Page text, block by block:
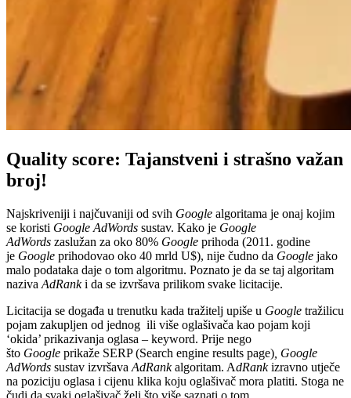
Quality score: Tajanstveni i strašno važan
broj!
Najskriveniji i najčuvaniji od svih Google algoritama je onaj kojim
se koristi Google AdWords sustav. Kako je Google
AdWords zaslužan za oko 80% Google prihoda (2011. godine
je Google prihodovao oko 40 mrld U$), nije čudno da Google jako
malo podataka daje o tom algoritmu. Poznato je da se taj algoritam
naziva AdRanki da se izvršava prilikom svake licitacije.
Licitacija se događa u trenutku kada tražitelj upiše u Google tražilicu
pojam zakupljen od jednog ili više oglašivača kao pojam koji
‘okida’ prikazivanja oglasa – keyword. Prije nego
što Google prikaže SERP (Search engine results page) , Google
AdWords sustav izvršava AdRankalgoritam. AdRankizravno utječe
na poziciju oglasa i cijenu klika koju oglašivač mora platiti. Stoga ne
čudi da svaki oglašivač želi što više saznati o tom